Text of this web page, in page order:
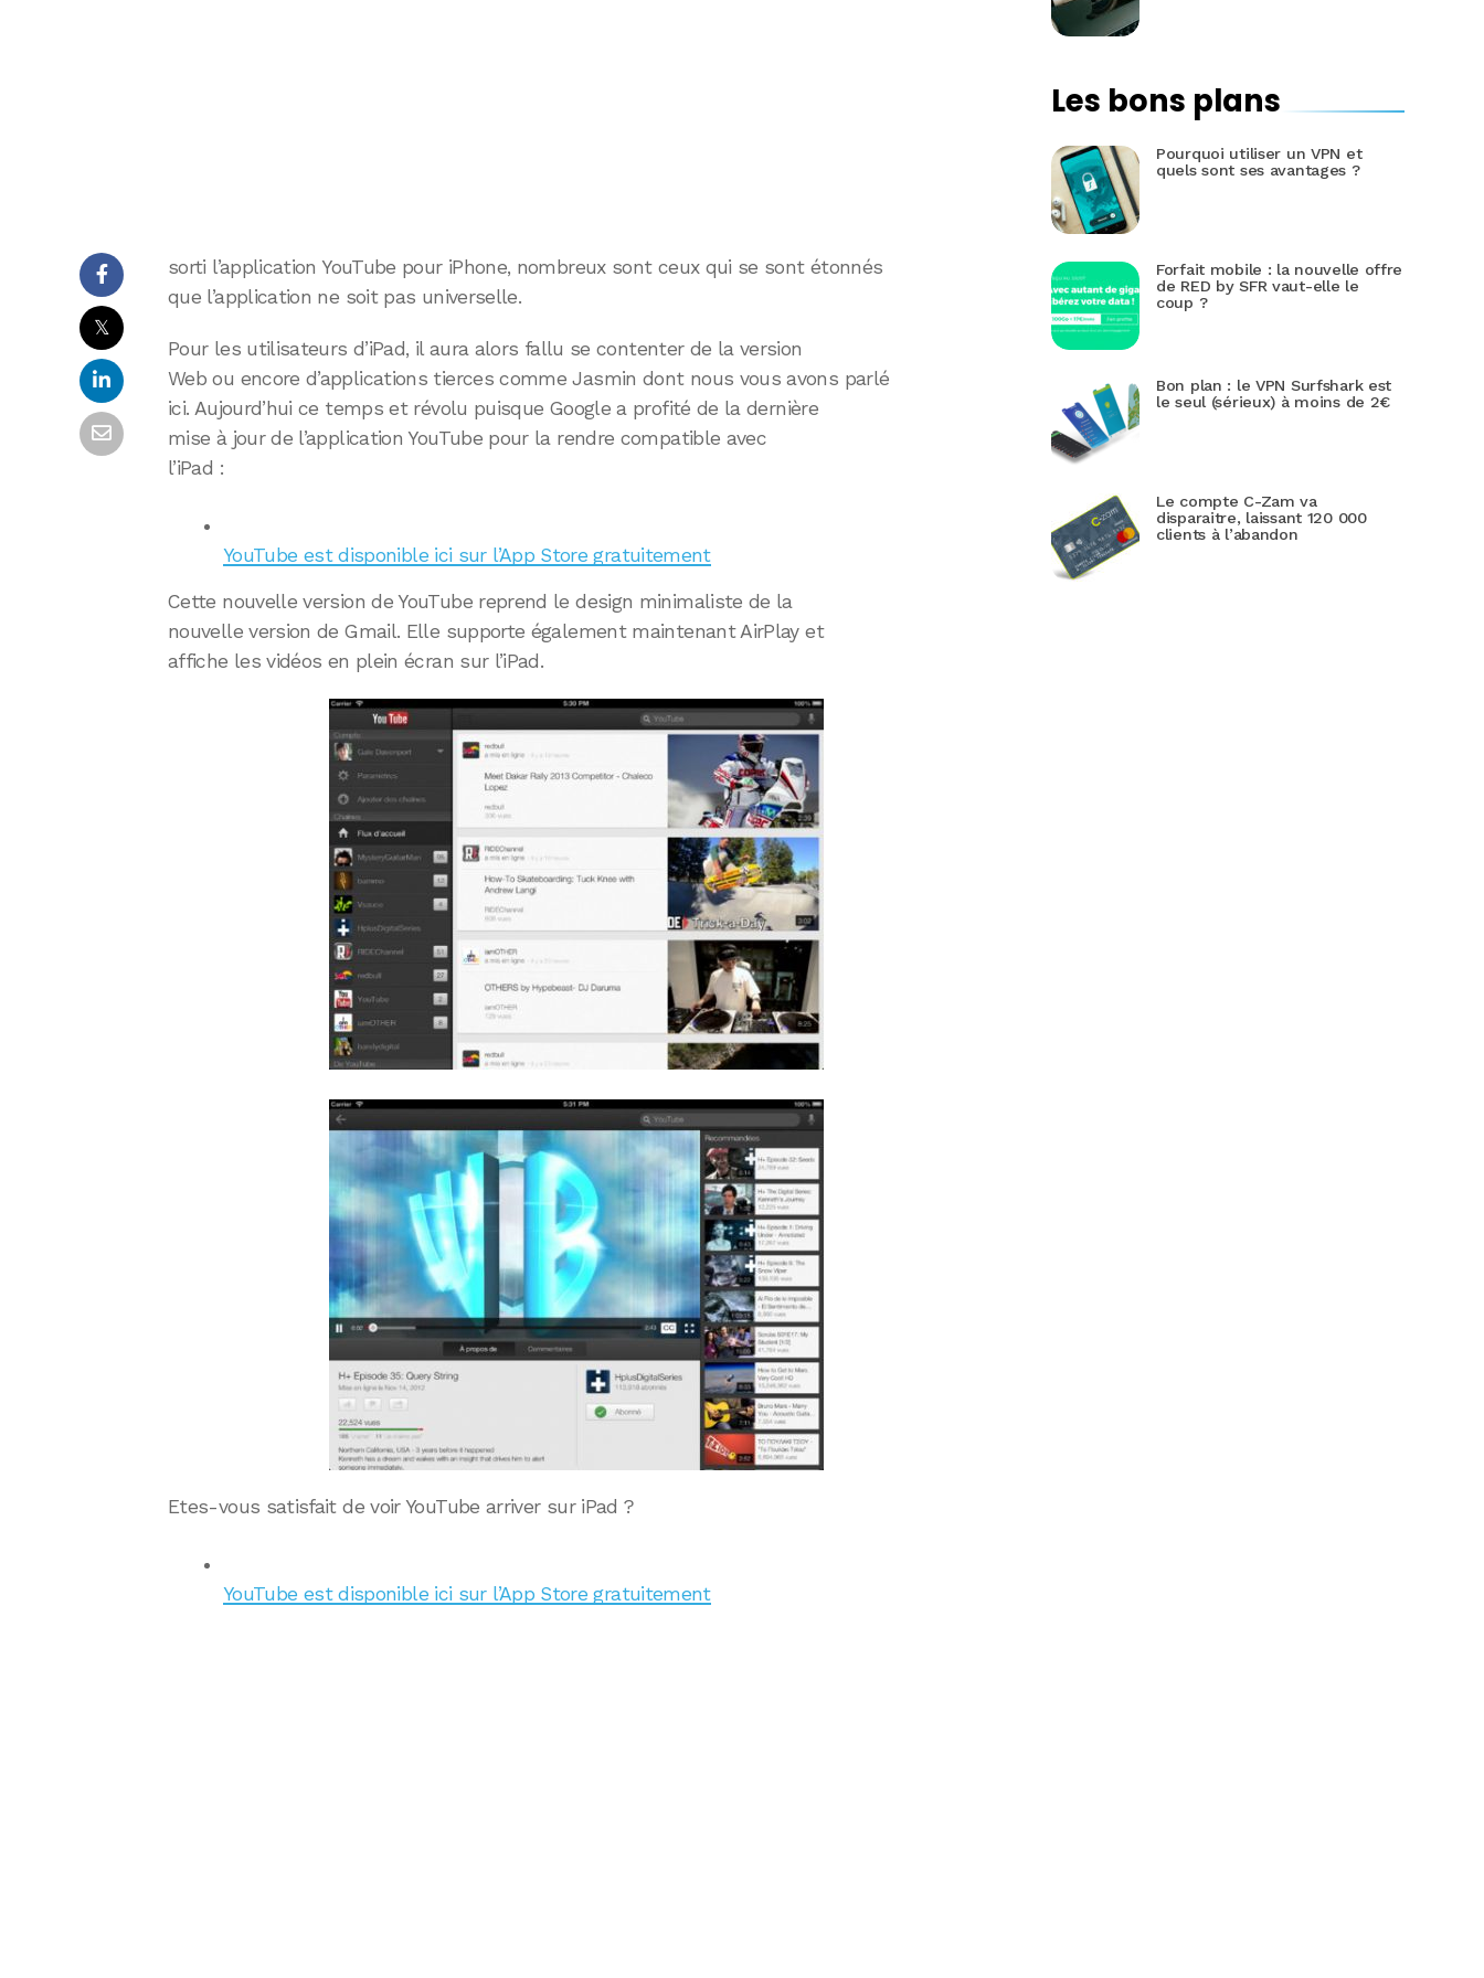
𝕏
sorti l’application YouTube pour iPhone, nombreux sont ceux qui se sont étonnés
que l’application ne soit pas universelle.
Pour les utilisateurs d’iPad, il aura alors fallu se contenter de la version
Web ou encore d’applications tierces comme Jasmin dont nous vous avons parlé
ici. Aujourd’hui ce temps et révolu puisque Google a profité de la dernière
mise à jour de l’application YouTube pour la rendre compatible avec
l’iPad :
YouTube est disponible ici sur l’App Store gratuitement
Cette nouvelle version de YouTube reprend le design minimaliste de la
nouvelle version de Gmail. Elle supporte également maintenant AirPlay et
affiche les vidéos en plein écran sur l’iPad.
Etes-vous satisfait de voir YouTube arriver sur iPad ?
YouTube est disponible ici sur l’App Store gratuitement
Les bons plans
Pourquoi utiliser un VPN et
quels sont ses avantages ?
Forfait mobile : la nouvelle offre
de RED by SFR vaut-elle le
coup ?
Bon plan : le VPN Surfshark est
le seul (sérieux) à moins de 2€
Le compte C-Zam va
disparaitre, laissant 120 000
clients à l’abandon